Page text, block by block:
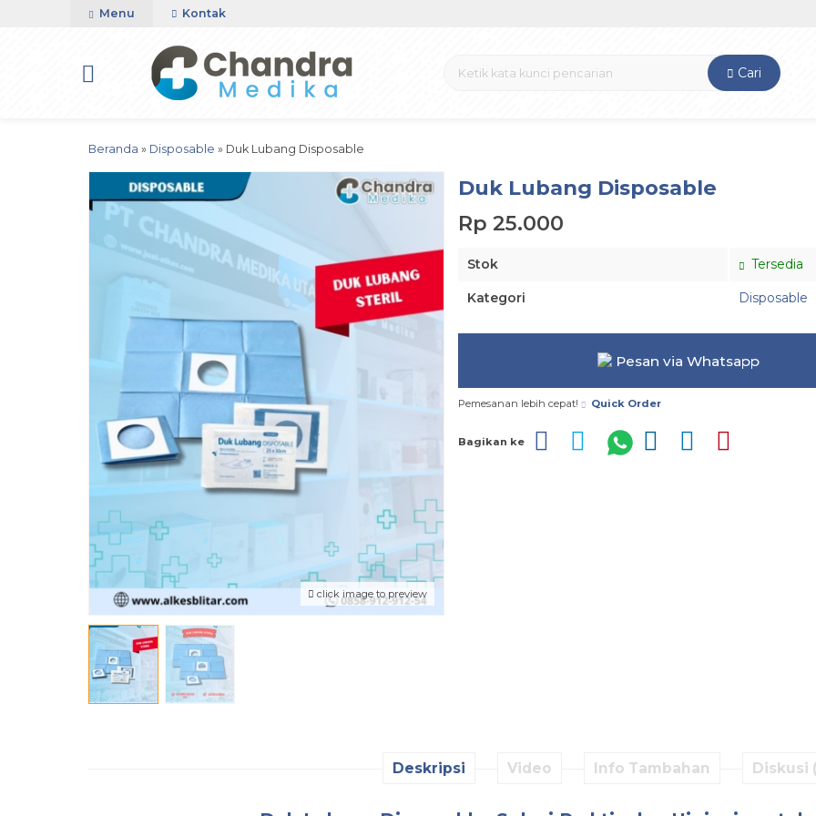
Menu Kontak
Cari
Beranda » Disposable » Duk Lubang Disposable
click image to preview
Duk Lubang Disposable
Rp 25.000
Stok Tersedia
Kategori Disposable
Pesan via Whatsapp
Pemesanan lebih cepat! Quick Order
Bagikan ke
Deskripsi Video Info Tambahan Diskusi